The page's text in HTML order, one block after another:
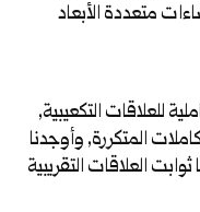
متعددة الأبعاد
للعلاقات التكعيبية,
المتكررة, وأوجدنا
العلاقات التقريبية